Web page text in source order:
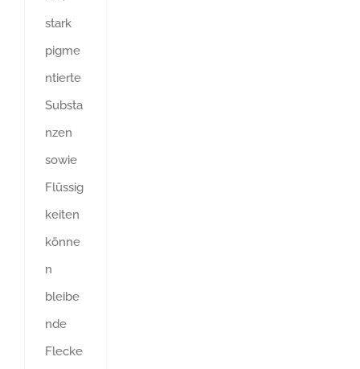
stark
pigme
ntierte
Substa
nzen
sowie
Flüssig
keiten
könne
n
bleibe
nde
Flecke